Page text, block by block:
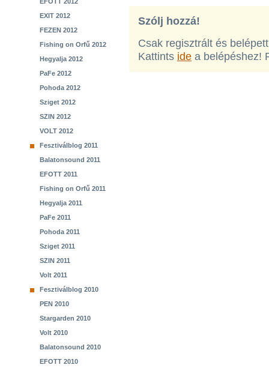
EXIT 2012
FEZEN 2012
Fishing on Orfű 2012
Hegyalja 2012
PaFe 2012
Pohoda 2012
Sziget 2012
SZIN 2012
VOLT 2012
Fesztiválblog 2011
Balatonsound 2011
EFOTT 2011
Fishing on Orfű 2011
Hegyalja 2011
PaFe 2011
Pohoda 2011
Sziget 2011
SZIN 2011
Volt 2011
Fesztiválblog 2010
PEN 2010
Stargarden 2010
Volt 2010
Balatonsound 2010
EFOTT 2010
Szólj hozzá!
Csak regisztrált és
Kattints ide a belépéshez!